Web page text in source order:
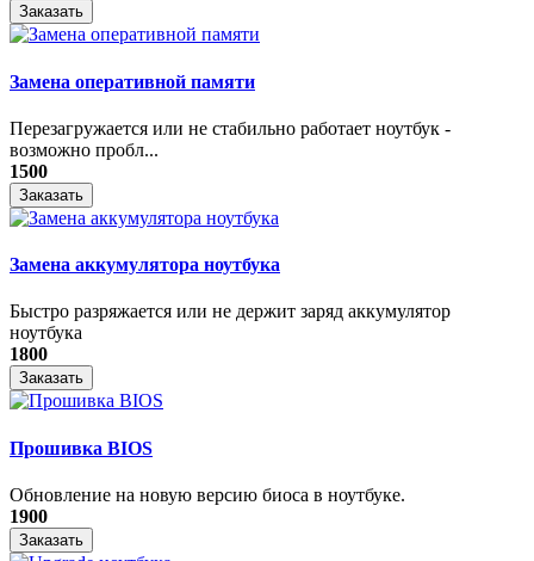
Заказать
Замена оперативной памяти
Перезагружается или не стабильно работает ноутбук -
возможно пробл...
1500
Заказать
Замена аккумулятора ноутбука
Быстро разряжается или не держит заряд аккумулятор
ноутбука
1800
Заказать
Прошивка BIOS
Обновление на новую версию биоса в ноутбуке.
1900
Заказать